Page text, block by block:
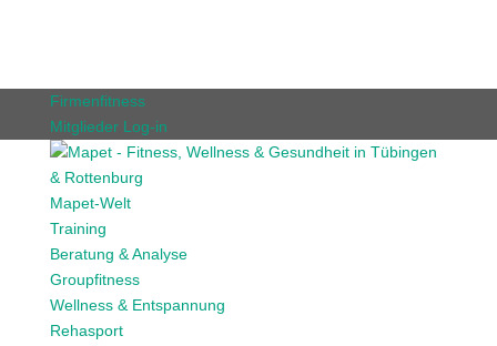
Firmenfitness
Mitglieder Log-in
Mapet-Welt
Training
Beratung & Analyse
Groupfitness
Wellness & Entspannung
Rehasport